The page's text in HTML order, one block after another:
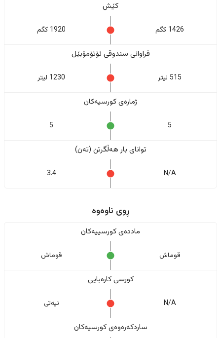
کێش
1426 کگم 1920 کگم
فراوانی سندوقی ئۆتۆمۆبێل
515 لیتر 1230 لیتر
ژمارەی کورسیەکان
5
5
تواناى بار هەڵگرتن (تەن)
N/A
3.4
ڕوی ناوەوە
ماددەی کورسییەکان
قوماش قوماش
کورسی کارەبایی
N/A نیەتی
ساردکەرەوەی کورسیەکان